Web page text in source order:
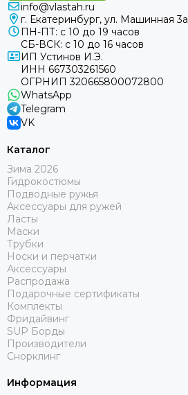
info@vlastah.ru
г. Екатеринбург, ул. Машинная 3а
ПН-ПТ: с 10 до 19 часов
СБ-ВСК: с 10 до 16 часов
ИП Устинов И.Э.
ИНН 667303261560
ОГРНИП 320665800072800
WhatsApp
Telegram
VK
Каталог
Зима 2026
Гидрокостюмы
Подводные ружья
Аксессуары для ружей
Ласты
Маски
Трубки
Носки и перчатки
Аксессуары
Распродажа
Подарочные сертификаты
Комплекты
Фридайвинг
SUP Борды
Производители
Снорклинг
Информация